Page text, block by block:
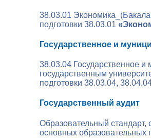
38.03.01
подготовки 38.03.01
Государственное и
38.03.04 Государственное
государственным
подготовки 38.03.04,
Государственный аудит
Образовательный
основных образовательных